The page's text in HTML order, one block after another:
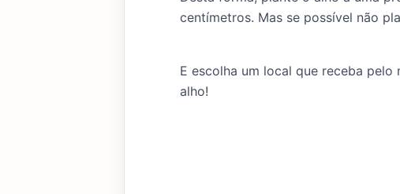
centímetros. Mas se possível não
E escolha um local que receba
alho!